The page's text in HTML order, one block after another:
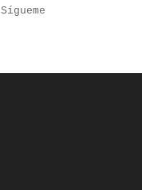
Sígueme